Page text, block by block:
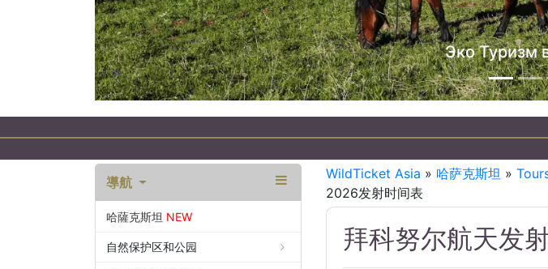
哈萨克斯
導航
哈薩克斯坦 NEW
自然保护区和公园
WildTicket Asia » 哈萨克斯坦 »
2026发射时间表
拜科努尔航天发